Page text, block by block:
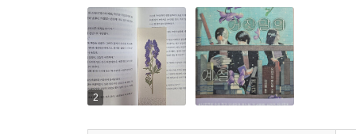
누구나 한때는 십대였고, 그 시절의 고민과 불안
초월하는 작품을 쓰고 싶었다”는 작가의 말처
『책갈피와 거짓말의 계절』과 ‘도서위원’ 시리즈
2